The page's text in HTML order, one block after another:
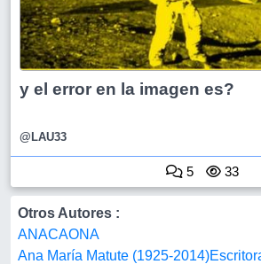
y el error en la imagen es?
@LAU33
5 33
Otros Autores :
ANACAONA
Ana María Matute (1925-